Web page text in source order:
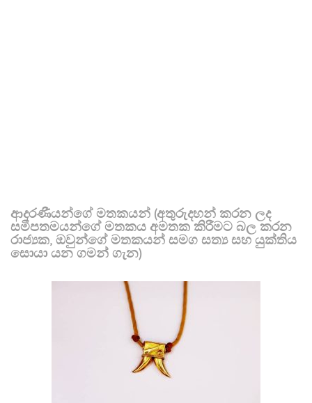
ආදරණීයන්ගේ මතකයන් (අතුරුදහන් කරන ලද
සමීපතමයන්ගේ මතකය අමතක කිරීමට බල කරන
රාජ්‍යක, ඔවුන්ගේ මතකයන් සමග සත්‍ය සහ යුක්තිය
සොයා යන ගමන් ගැන)